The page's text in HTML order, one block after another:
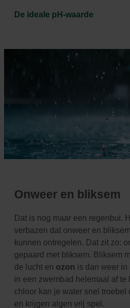
De ideale pH-waarde
Onweer en bliksem
Dat is nog maar een regenbui.
verbazen dat onweer en
kunnen ontregelen. Dat zit zo:
gepaard met bliksem. Bliksem
de lucht en ozon is dan weer in
in een zwembad helemaal af te
chloor kan je water snel troebel
en krijgen algen vrij spel.